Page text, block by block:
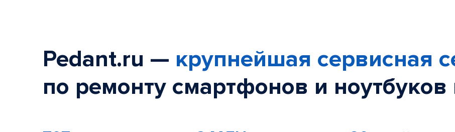
Pedant.ru — крупнейшая сервисная
по ремонту смартфонов и ноутбуков